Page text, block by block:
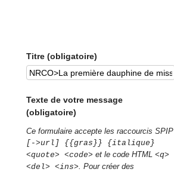
Titre (obligatoire)
Texte de votre message
(obligatoire)
Ce formulaire accepte les raccourcis SPIP
[->url] {{gras}} {italique}
<quote> <code> et le code HTML<q>
<del> <ins> . Pour créer des